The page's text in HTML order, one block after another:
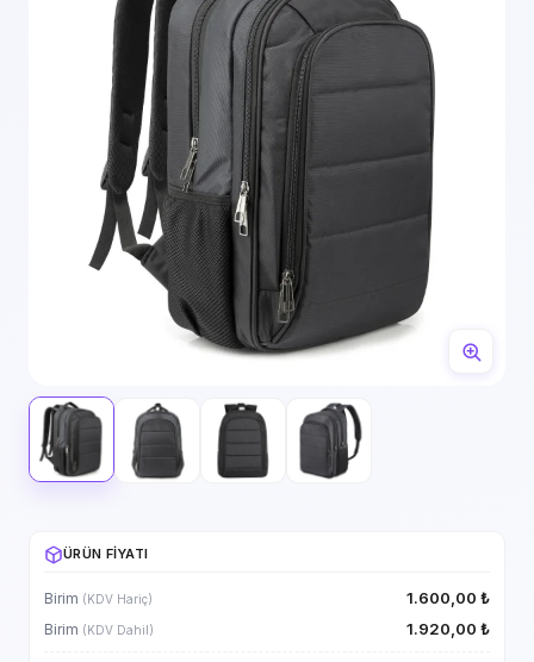
ÜRÜN FIYATI
Birim (KDV Hariç) 1.600,00 ₺
Birim (KDV Dahil) 1.920,00 ₺